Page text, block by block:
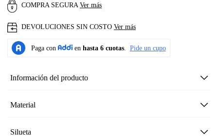
COMPRA SEGURA Ver más
DEVOLUCIONES SIN COSTO Ver más
Información del producto
Material
Silueta